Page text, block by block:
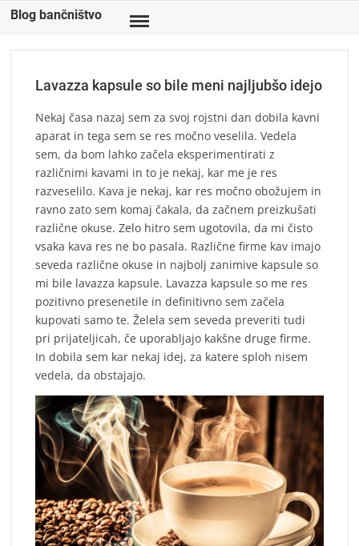
SkipBlog bančništvo
Lavazza kapsule so bile meni najljubšo idejo
Nekaj časa nazaj sem za svoj rojstni dan dobila kavni
aparat in tega sem se res močno veselila. Vedela
sem, da bom lahko začela eksperimentirati z
različnimi kavami in to je nekaj, kar me je res
razveselilo. Kava je nekaj, kar res močno obožujem in
ravno zato sem komaj čakala, da začnem preizkušati
različne okuse. Zelo hitro sem ugotovila, da mi čisto
vsaka kava res ne bo pasala. Različne firme kav imajo
seveda različne okuse in najbolj zanimive kapsule so
mi bile lavazza kapsule. Lavazza kapsule so me res
pozitivno presenetile in definitivno sem začela
kupovati samo te. Želela sem seveda preveriti tudi
pri prijateljicah, če uporabljajo kakšne druge firme.
In dobila sem kar nekaj idej, za katere sploh nisem
vedela, da obstajajo.